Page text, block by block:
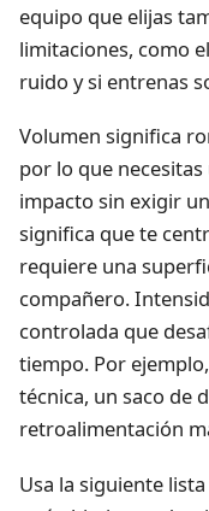
equipo que elijas
limitaciones, como
ruido y si entrenas
Volumen significa
por lo que
impacto sin exigir
significa que te
requiere una
compañero.
controlada que
tiempo. Por
técnica, un saco de
retroalimentación
Usa la siguiente